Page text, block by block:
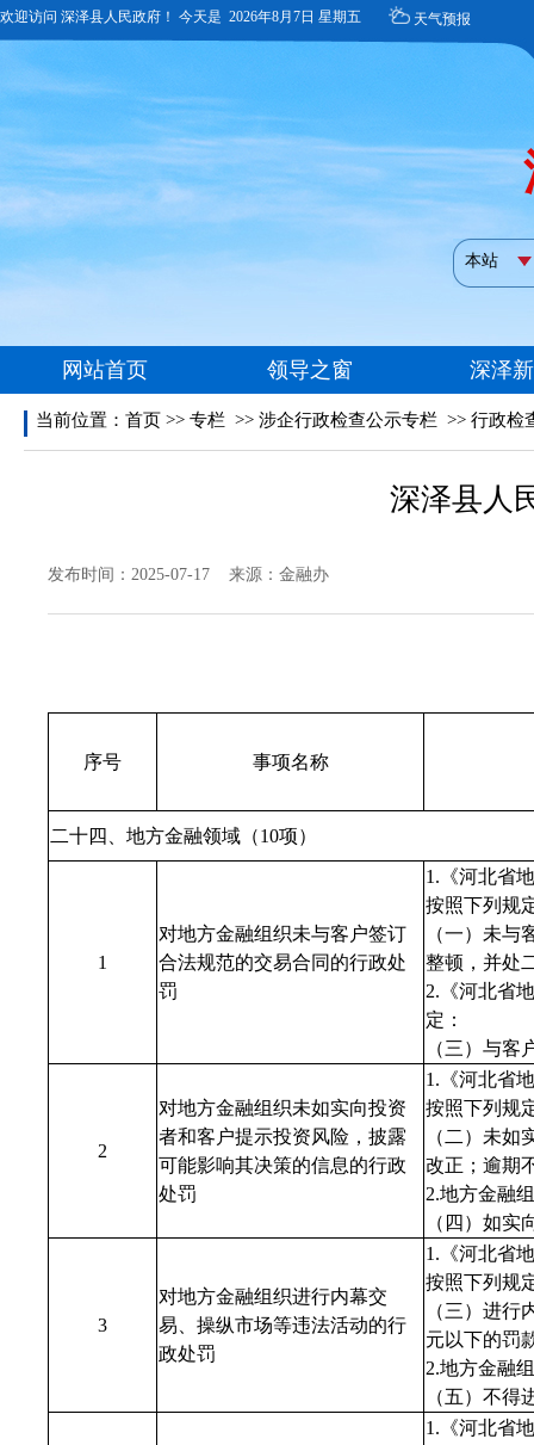
当前位置： 首页 >> 专栏 >> 涉企行政检查公示专栏 >> 行政检
深泽县人
发布时间：2025-07-17 来源：金融办
序号 事项名称
二十四、地方金融领域（10项）
1
对地方金融组织未与客户签订
合法规范的交易合同的行政处
罚
1.《河北省
按照下列规
（一）未
整顿，并处
2.《河北省
定：
（三）与客
2
对地方金融组织未如实向投资
者和客户提示投资风险，披露
可能影响其决策的信息的行政
处罚
1.《河北省
按照下列规
（二）未
改正；逾期
2.地方金融
（四）如
3
对地方金融组织进行内幕交
易、操纵市场等违法活动的行
政处罚
1.《河北省
按照下列规
（三）进
元以下的罚
2.地方金融
（五）不得
1.《河北省